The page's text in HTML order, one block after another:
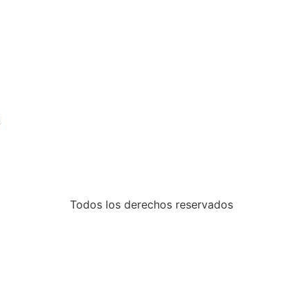
Todos los derechos reservados